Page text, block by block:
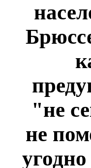
"не
не